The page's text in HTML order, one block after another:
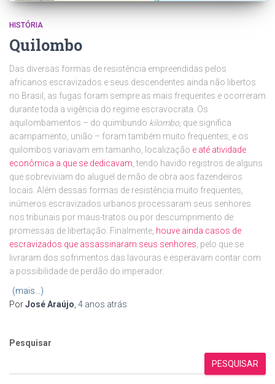
HISTÓRIA
Quilombo
Das diversas formas de resistência empreendidas pelos
africanos escravizados e seus descendentes ainda não libertos
no Brasil, as fugas foram sempre as mais frequentes e ocorreram
durante toda a vigência do regime escravocrata. Os
aquilombamentos – do quimbundo kilombo, que significa
acampamento, união – foram também muito frequentes, e os
quilombos variavam em tamanho, localização e até atividade
econômica a que se dedicavam , tendo havido registros de alguns
que sobreviviam do aluguel de mão de obra aos fazendeiros
locais. Além dessas formas de resistência muito frequentes,
inúmeros escravizados urbanos processaram seus senhores
nos tribunais por maus-tratos ou por descumprimento de
promessas de libertação. Finalmente, houve ainda casos de
escravizados que assassinaram seus senhores , pelo que se
livraram dos sofrimentos das lavouras e esperavam contar com
a possibilidade de perdão do imperador.
(mais…)
PorJosé Araújo 4 anos atrás
Pesquisar
PESQUISAR